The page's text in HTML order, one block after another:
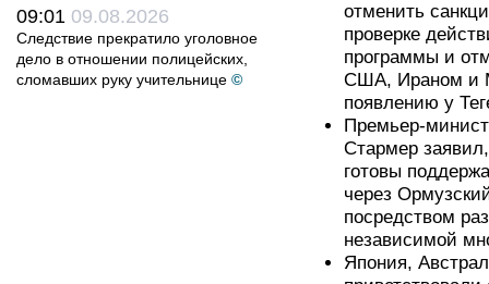
09:01 09.08.2026
Следствие прекратило уголовное
дело в отношении полицейских,
сломавших руку учительнице ©
отменить
проверке
программы и
США, Ираном и
появлению у
Премьер-
Стармер
готовы
через
посредством
независимой
Япония,